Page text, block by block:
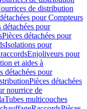
de distribution
pour Compteurs
détachées pour
Pièces détachées pour
Isolations pour
Enjoliveurs pour
et aides à
détachées pour
Pièces détachées
nourrice de
Tubes multicouches